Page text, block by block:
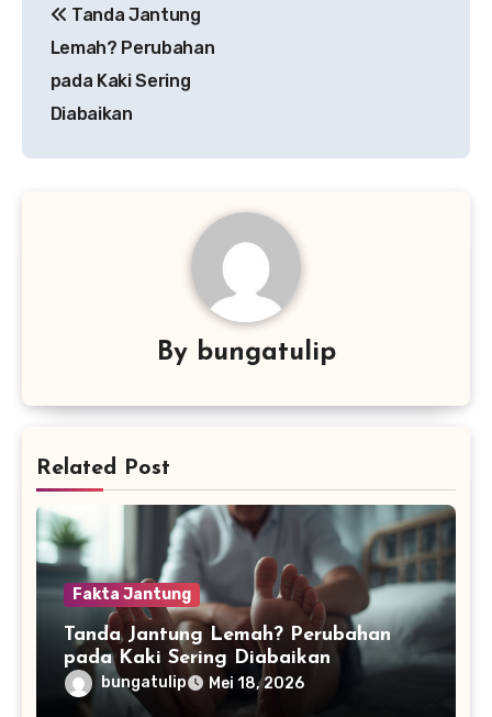
pos
Tanda Jantung
Lemah? Perubahan
pada Kaki Sering
Diabaikan
By bungatulip
Related Post
Fakta Jantung
Tanda Jantung Lemah? Perubahan
pada Kaki Sering Diabaikan
bungatulip Mei 18, 2026